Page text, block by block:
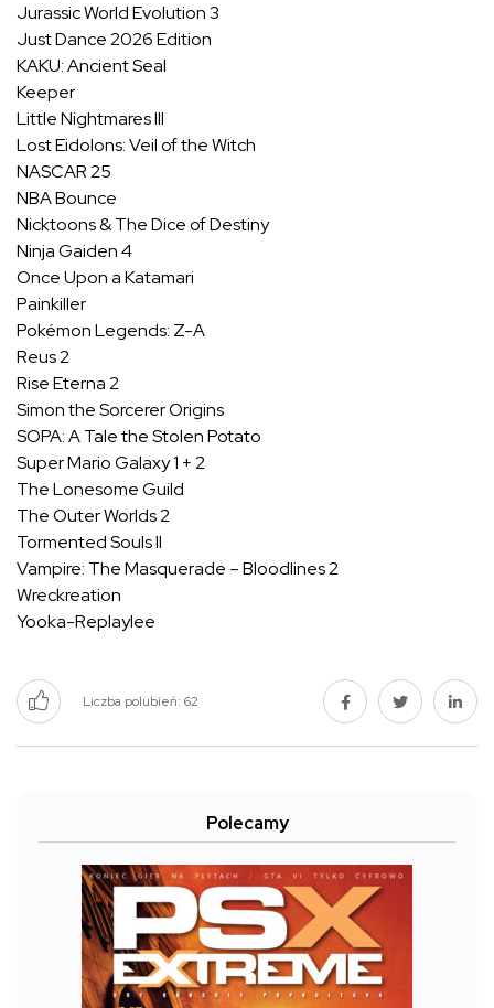
Jurassic World Evolution 3
Just Dance 2026 Edition
KAKU: Ancient Seal
Keeper
Little Nightmares III
Lost Eidolons: Veil of the Witch
NASCAR 25
NBA Bounce
Nicktoons & The Dice of Destiny
Ninja Gaiden 4
Once Upon a Katamari
Painkiller
Pokémon Legends: Z-A
Reus 2
Rise Eterna 2
Simon the Sorcerer Origins
SOPA: A Tale the Stolen Potato
Super Mario Galaxy 1 + 2
The Lonesome Guild
The Outer Worlds 2
Tormented Souls II
Vampire: The Masquerade – Bloodlines 2
Wreckreation
Yooka-Replaylee
Liczba polubień: 62
Polecamy